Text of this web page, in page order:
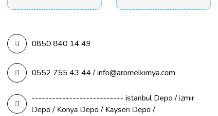
0850 840 14 49
0552 755 43 44 / info@aromelkimya.com
--------------------------- istanbul Depo / izmir
Depo / Konya Depo / Kayseri Depo /